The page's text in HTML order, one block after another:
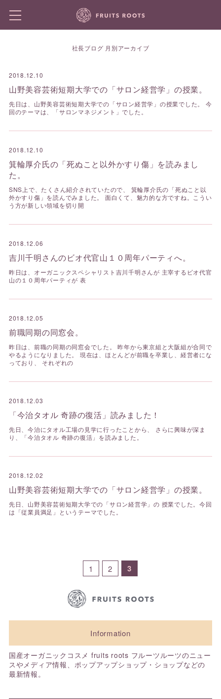
社長ブログ 月別アーカイブ
2018.12.10
山野美容芸術短期大学での「サロン経営学」の授業。
先日は、山野美容芸術短期大学での「サロン経営学」の授業でした。 今
回のテーマは、「サロンマネジメント」でした。
2018.12.10
箕輪厚介氏の「死ぬこと以外かすり傷」を読みまし
た。
SNS上で、たくさん紹介されていたので、 箕輪厚介氏の「死ぬこと以
外かすり傷」を読んでみました。 面白くて、魅力的な方ですね。こうい
う方が新しい領域を切り開
2018.12.06
吉川千明さんのビオ代官山１０周年パーティへ。
昨日は、オーガニックスペシャリスト吉川千明さんが 主宰するビオ代官
山の１０周年パーティが 表
2018.12.05
前職同期の同窓会。
昨日は、前職の同期の同窓会でした。 昨年から東京組と大阪組が合同で
やるようになりました。 現在は、ほとんどが前職を卒業し、経営者にな
っており、 それぞれの
2018.12.03
「今治タオル 奇跡の復活」読みました！
先日、今治にタオル工場の見学に行ったことから、 さらに興味が深ま
り、「今治タオル 奇跡の復活」を読みました。
2018.12.02
山野美容芸術短期大学での「サロン経営学」の授業。
先日、山野美容芸術短期大学での「サロン経営学」の 授業でした。今回
は「従業員満足」というテーマでした。
1 2 3
Information
国産オーガニックコスメ fruits roots フルーツルーツのニュー
スやメディア情報、ポップアップショップ・ショップなどの
最新情報。